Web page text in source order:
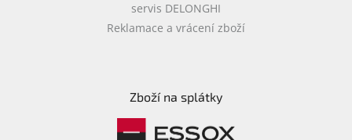
servis DELONGHI
Reklamace a vrácení zboží
Zboží na splátky